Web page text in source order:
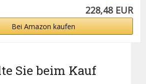
228,48 EUR
Bei Amazon kaufen
Sie beim Kauf